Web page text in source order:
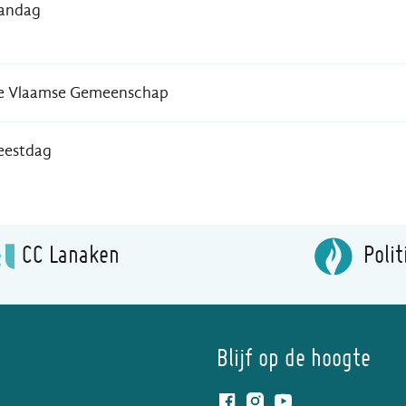
Vlaamse Gemeenschap
CC Lanaken
Blijf op de hoogte